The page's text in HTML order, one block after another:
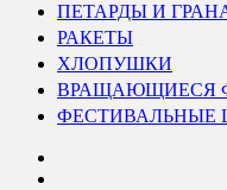
ПЕТАРДЫ И
РАКЕТЫ
ХЛОПУШКИ
ВРАЩАЮЩИЕСЯ
ФЕСТИВАЛЬНЫЕ